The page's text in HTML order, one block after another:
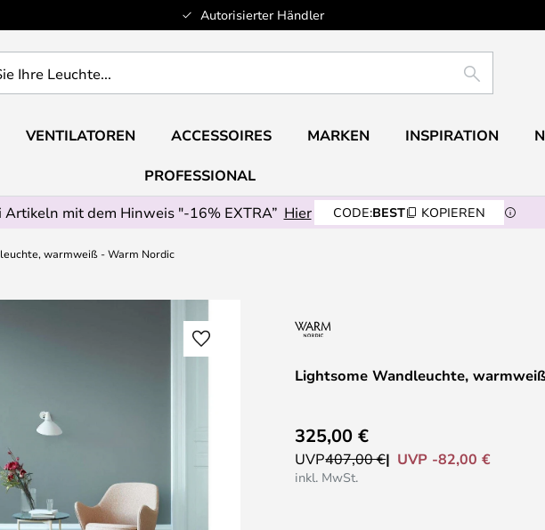
Autorisierter Händler
SUCHE
VENTILATOREN ACCESSOIRES MARKEN INSPIRATION
PROFESSIONAL
mit dem Hinweis "-16% EXTRA” Hier CODE:BEST KOPIEREN
warmweiß - Warm Nordic
Lightsome Wandleuchte,
325,00 €
UVP407,00 € UVP -82,00 €
inkl. MwSt.